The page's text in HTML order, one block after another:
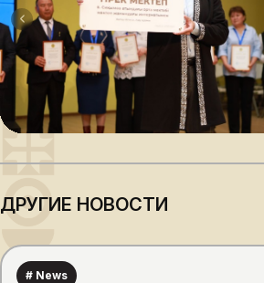
ДРУГИЕ НОВОСТИ
# News